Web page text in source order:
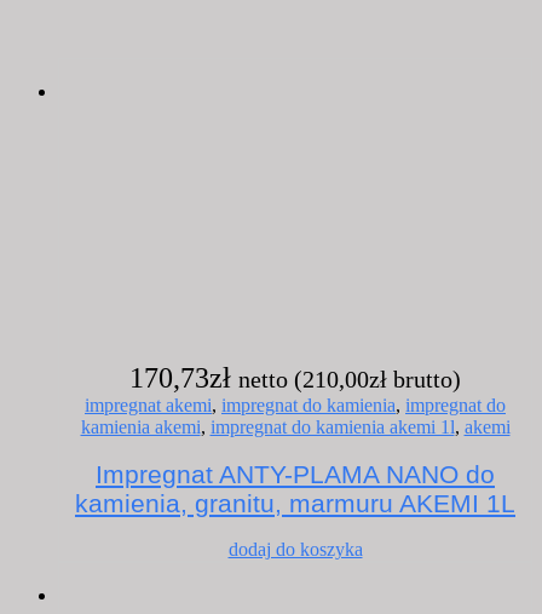
170,73zł netto (210,00zł brutto)
impregnat akemi, impregnat do kamienia, impregnat do
kamienia akemi, impregnat do kamienia akemi 1l, akemi
Impregnat ANTY-PLAMA NANO do
kamienia, granitu, marmuru AKEMI 1L
dodaj do koszyka